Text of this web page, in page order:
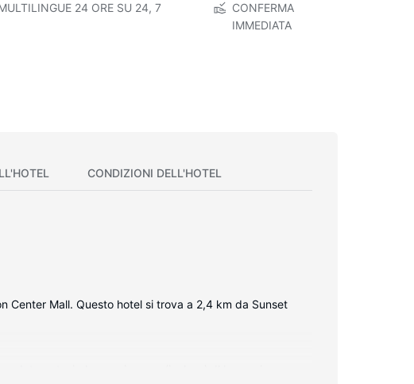
24 ORE SU 24, 7
CONFERMA
IMMEDIATA
CONDIZIONI DELL'HOTEL
Center Mall. Questo hotel si trova a 2,4 km da Sunset